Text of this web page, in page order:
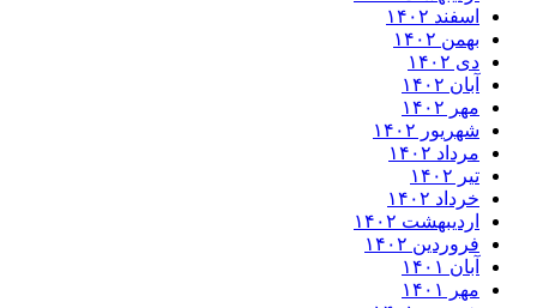
اسفند ۱۴۰۲
بهمن ۱۴۰۲
دی ۱۴۰۲
آبان ۱۴۰۲
مهر ۱۴۰۲
شهریور ۱۴۰۲
مرداد ۱۴۰۲
تیر ۱۴۰۲
خرداد ۱۴۰۲
اردیبهشت ۱۴۰۲
فروردین ۱۴۰۲
آبان ۱۴۰۱
مهر ۱۴۰۱